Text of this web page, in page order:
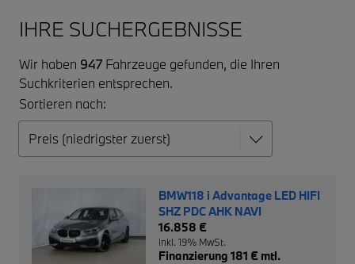
IHRE SUCHERGEBNISSE
Wir haben 947 Fahrzeuge gefunden, die Ihren
Suchkriterien entsprechen.
Sortieren nach:
BMW118 i Advantage LED HIFI
SHZ PDC AHK NAVI
16.858 €
inkl. 19% MwSt.
Finanzierung 181 € mtl.